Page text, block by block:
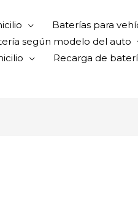
Baterías para
según modelo del auto
Recarga de